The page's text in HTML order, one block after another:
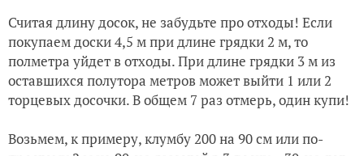
Считая длину досок, не забудьте про отходы! Если
покупаем доски 4,5 м при длине грядки 2 м, то
полметра уйдет в отходы. При длине грядки 3 м из
оставшихся полутора метров может выйти 1 или 2
торцевых досочки. В общем 7 раз отмерь, один купи!
Возьмем, к примеру, клумбу 200 на 90 см или по-